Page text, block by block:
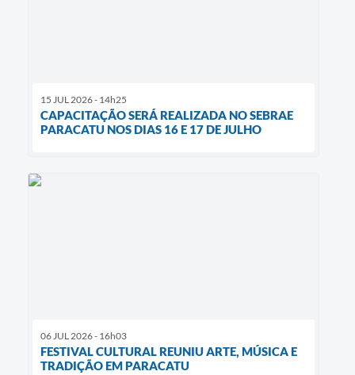
15 JUL 2026 - 14h25
CAPACITAÇÃO SERÁ REALIZADA NO SEBRAE
PARACATU NOS DIAS 16 E 17 DE JULHO
06 JUL 2026 - 16h03
FESTIVAL CULTURAL REUNIU ARTE, MÚSICA E
TRADIÇÃO EM PARACATU